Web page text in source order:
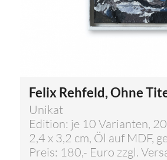
Felix Rehfeld, Ohne
Unikat
Edition: je 10 Varianten,
2,4 x 3,2 cm, Öl auf MDF,
Preis: 180,- Euro zzgl.